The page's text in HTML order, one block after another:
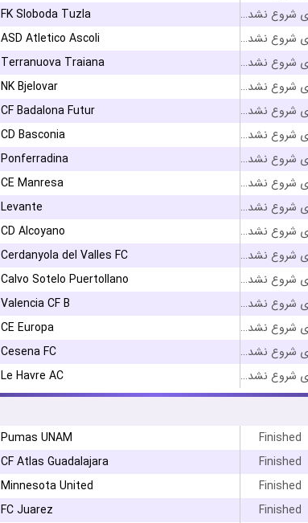
FK Sloboda Tuzla بازی شروع نشده است
ASD Atletico Ascoli بازی شروع نشده است
Terranuova Traiana بازی شروع نشده است
NK Bjelovar بازی شروع نشده است
CF Badalona Futur بازی شروع نشده است
CD Basconia بازی شروع نشده است
Ponferradina بازی شروع نشده است
CE Manresa بازی شروع نشده است
Levante بازی شروع نشده است
CD Alcoyano بازی شروع نشده است
Cerdanyola del Valles FC بازی شروع نشده است
Calvo Sotelo Puertollano بازی شروع نشده است
Valencia CF B بازی شروع نشده است
CE Europa بازی شروع نشده است
Cesena FC بازی شروع نشده است
Le Havre AC بازی شروع نشده است
Pumas UNAM Finished
CF Atlas Guadalajara Finished
Minnesota United Finished
FC Juarez Finished